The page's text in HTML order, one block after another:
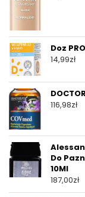
Doz
14,99zł
116,98zł
Do
10Ml
187,00zł